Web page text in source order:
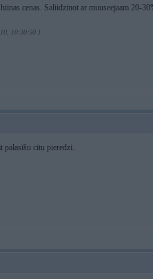
cenas. Saliidzinot ar muuseejaam 20-
10:30:50 ]
palasīšu citu pieredzi.